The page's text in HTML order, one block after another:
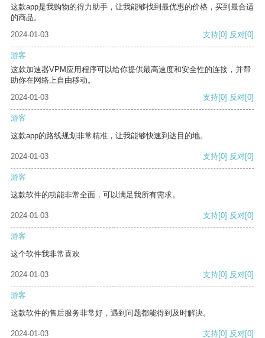
这款app是我购物的得力助手，让我能够找到最优惠的价格，买到最合适
的商品。
2024-01-03
支持[0] 反对[0]
游客
这款加速器VPM应用程序可以给你提供最高速度和安全性的连接，并帮
助你在网络上自由移动。
2024-01-03
支持[0] 反对[0]
游客
这款app的路线规划非常精准，让我能够快速到达目的地。
2024-01-03 支持[0] 反对[0]
游客
这款软件的功能非常全面，可以满足我所有需求。
2024-01-03 支持[0] 反对[0]
游客
这个软件我非常喜欢
2024-01-03 支持[0] 反对[0]
游客
这款软件的售后服务非常好，遇到问题都能得到及时解决。
2024-01-03 支持[0] 反对[0]